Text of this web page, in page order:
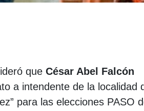
que César Abel Falcón
a intendente de la localidad
para las elecciones PASO